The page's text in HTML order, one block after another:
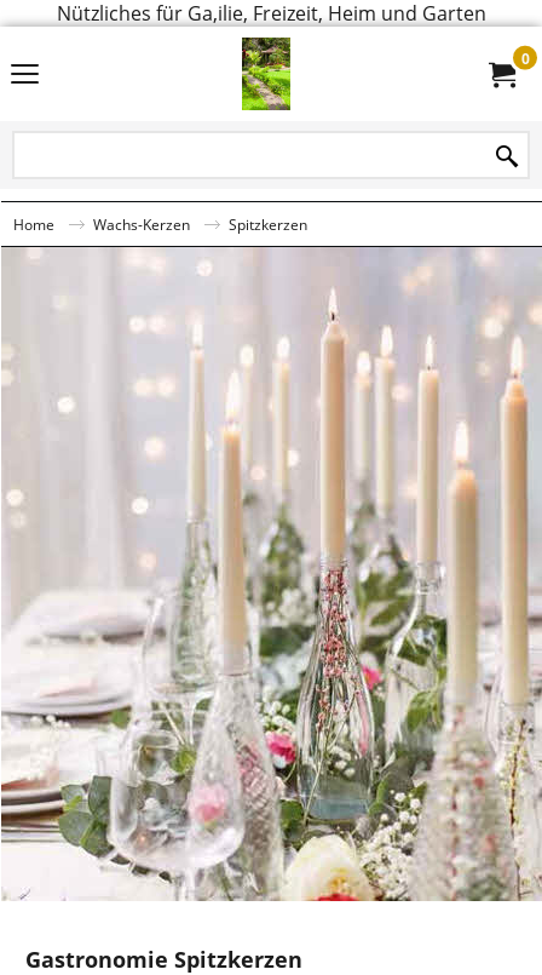
Nützliches für Ga,ilie, Freizeit, Heim und Garten
0
Home Wachs-Kerzen Spitzkerzen
Gastronomie Spitzkerzen